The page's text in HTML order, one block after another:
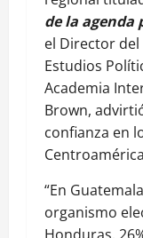
de la agenda
el Director
Estudios
Academia
Brown,
confianza en
“En
organismo